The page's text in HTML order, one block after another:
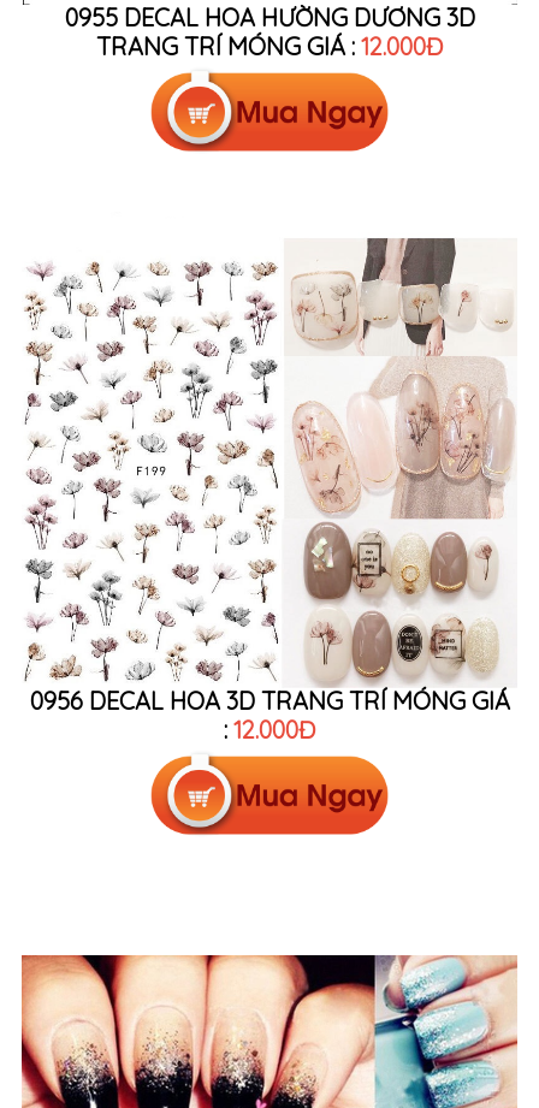
0955 DECAL HOA HƯỜNG DƯƠNG 3D
TRANG TRÍ MÓNG GIÁ : 12.000Đ
0956 DECAL HOA 3D TRANG TRÍ MÓNG GIÁ
: 12.000Đ